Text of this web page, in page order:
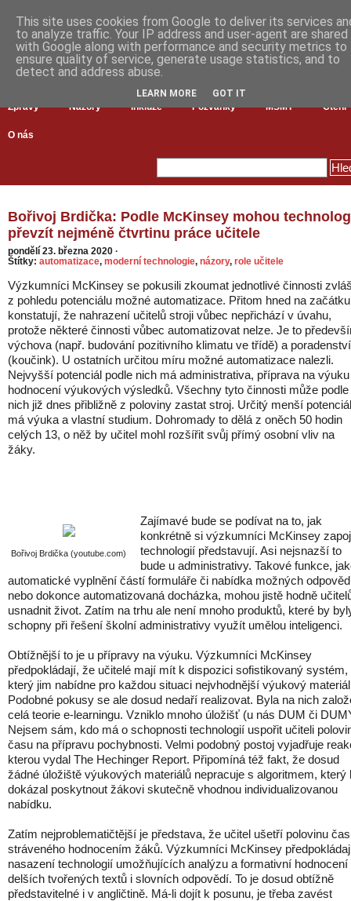
Zprávy Názory Inkluze Pozvánky MŠMT Čtení
O nás
Bořivoj Brdička: Podle McKinsey mohou
převzít nejméně čtvrtinu práce učitele
pondělí 23. března 2020 ·
Štítky: automatizace, moderní technologie, názory, role učitele
Výzkumníci McKinsey se pokusili zkoumat jednotlivé činnosti
z pohledu potenciálu možné automatizace. Přitom hned na začátku
konstatují, že nahrazení učitelů stroji vůbec nepřichází v úvahu,
protože některé činnosti vůbec automatizovat nelze. Je to
výchova (např. budování pozitivního klimatu ve třídě) a poradenství
(koučink). U ostatních určitou míru možné automatizace nalezli.
Nejvyšší potenciál podle nich má administrativa, příprava na
hodnocení výukových výsledků. Všechny tyto činnosti může podle
nich již dnes přibližně z poloviny zastat stroj. Určitý menší potenciál
má výuka a vlastní studium. Dohromady to dělá z oněch 50 hodin
celých 13, o něž by učitel mohl rozšířit svůj přímý osobní vliv na
žáky.
Bořivoj Brdička (youtube.com)
Zajímavé bude se podívat na to, jak
konkrétně si výzkumníci McKinsey
technologií představují. Asi nejsnazší to
bude u administrativy. Takové funkce,
automatické vyplnění částí formuláře či nabídka možných
nebo dokonce automatizovaná docházka, mohou jistě hodně
usnadnit život. Zatím na trhu ale není mnoho produktů, které by
schopny při řešení školní administrativy využít umělou inteligenci.
Obtížnější to je u přípravy na výuku. Výzkumníci McKinsey
předpokládají, že učitelé mají mít k dispozici sofistikovaný systém,
který jim nabídne pro každou situaci nejvhodnější výukový
Podobné pokusy se ale dosud nedaří realizovat. Byla na nich
celá teorie e-learningu. Vzniklo mnoho úložišť (u nás DUM či
Nejsem sám, kdo má o schopnosti technologií uspořit učiteli
času na přípravu pochybnosti. Velmi podobný postoj vyjadřuje
kterou vydal The Hechinger Report. Připomíná též fakt, že dosud
žádné úložiště výukových materiálů nepracuje s algoritmem, který
dokázal poskytnout žákovi skutečně vhodnou individualizovanou
nabídku.
Zatím nejproblematičtější je představa, že učitel ušetří polovinu
stráveného hodnocením žáků. Výzkumníci McKinsey
nasazení technologií umožňujících analýzu a formativní hodnocení
delších tvořených textů i slovních odpovědí. To je dosud obtížně
představitelné i v angličtině. Má-li dojít k posunu, je třeba zavést
This site uses cookies from Google to deliver its services
to analyze traffic. Your IP address and user-agent are shared
with Google along with performance and security metrics to
ensure quality of service, generate usage statistics, and to
detect and address abuse.
LEARN MORE GOT IT